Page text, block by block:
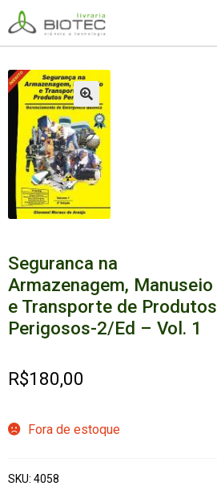
Pular
para
navegação
Pular
para
o
conteúdo
🔍
Seguranca na
Armazenagem, Manuseio
e Transporte de Produtos
Perigosos-2/Ed – Vol. 1
R$180,00
Fora de estoque
SKU: 4058